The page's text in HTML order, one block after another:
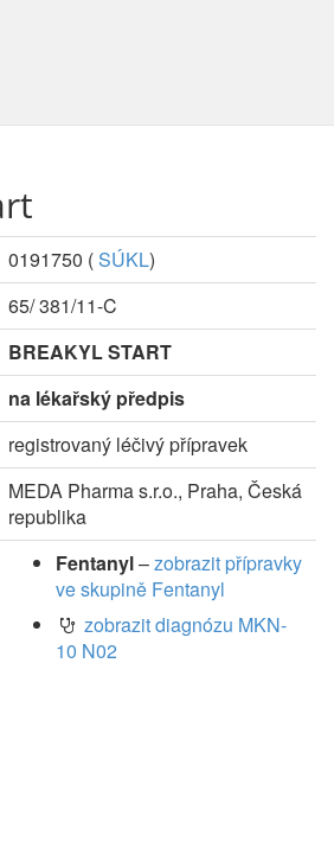
0191750 (SÚKL)
65/ 381/11-C
BREAKYL START
na lékařský předpis
registrovaný léčivý přípravek
MEDA Pharma s.r.o., Praha, Česká
republika
Fentanyl–zobrazit přípravky
ve skupině Fentanyl
zobrazit diagnózu MKN-
10 N02